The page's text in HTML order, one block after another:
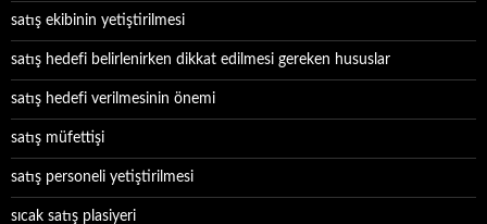
satış ekibinin yetiştirilmesi
satış hedefi belirlenirken dikkat edilmesi gereken hususlar
satış hedefi verilmesinin önemi
satış müfettişi
satış personeli yetiştirilmesi
sıcak satış plasiyeri